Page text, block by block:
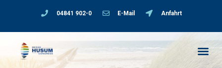
04841 902-0 E-Mail Anfahrt